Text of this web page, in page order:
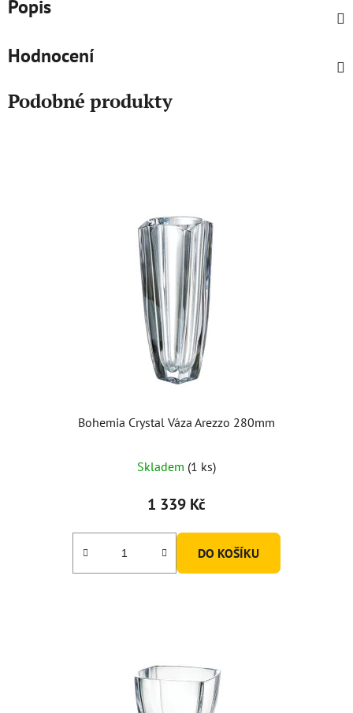
Popis
Hodnocení
Podobné produkty
Bohemia Crystal Váza Arezzo 280mm
Skladem (1 ks)
1 339 Kč
DO KOŠÍKU